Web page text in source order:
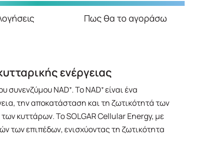
Πως θα το αγοράσω
ενέργειας
NAD⁺. Το NAD⁺ είναι ένα
την αποκατάσταση και τη ζωτικότητά των
κυττάρων. Το SOLGAR Cellular Energy, με
των επιπέδων, ενισχύοντας τη ζωτικότητα